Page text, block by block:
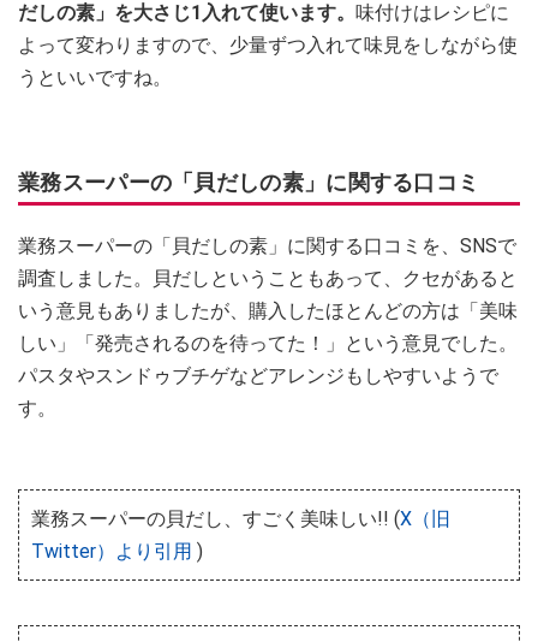
だしの素」を大さじ1入れて使います。 味付けはレシピに
よって変わりますので、少量ずつ入れて味見をしながら使
うといいですね。
業務スーパーの「貝だしの素」に関する口コミ
業務スーパーの「貝だしの素」に関する口コミを、SNSで
調査しました。貝だしということもあって、クセがあると
いう意見もありましたが、購入したほとんどの方は「美味
しい」「発売されるのを待ってた！」という意見でした。
パスタやスンドゥブチゲなどアレンジもしやすいようで
す。
業務スーパーの貝だし、すごく美味しい!! (X（旧
Twitter）より引用 )